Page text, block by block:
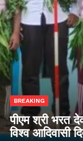
BREAKING
पीएम श्री भरत
विश्व आदिवासी